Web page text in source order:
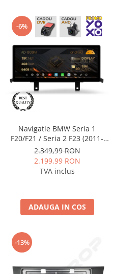
-6%
Navigatie BMW Seria 1
F20/F21 / Seria 2 F23 (2011-
2016), Varianta NBT, Android,
BM-Octacore / 4GB RAM +
64GB ROM, 12.3" Inch - AD-
2.349,99 RON
2.199,99 RON
TVA inclus
ADAUGA IN COS
-13%